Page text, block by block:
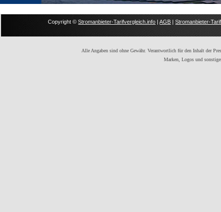
Copyright ©Stromanbieter-Tarifvergleich.info|AGB|Stromanbieter-
Alle Angaben sind ohne Gewähr. Verantwortlich für den Inhalt der
Marken, Logos und